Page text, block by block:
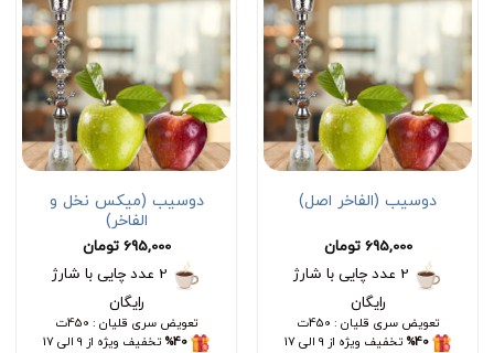
دوسیب (الفاخر اصل)
695,000 تومان
2 عدد چایی با شارژ
رایگان
تعویض سری قلیان : 450ت
%40
تخفیف ویژه از 9 الی 17
دوسیب (میکس نخل و
الفاخر)
695,000 تومان
2 عدد چایی با شارژ
رایگان
تعویض سری قلیان : 450ت
%40
تخفیف ویژه از 9 الی 17